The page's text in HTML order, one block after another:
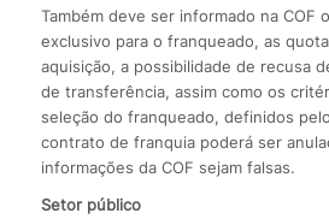
Também deve ser informado na COF
exclusivo para o franqueado, as
aquisição, a possibilidade de recusa
de transferência, assim como os
seleção do franqueado, definidos
contrato de franquia poderá ser
informações da COF sejam falsas.
Setor público